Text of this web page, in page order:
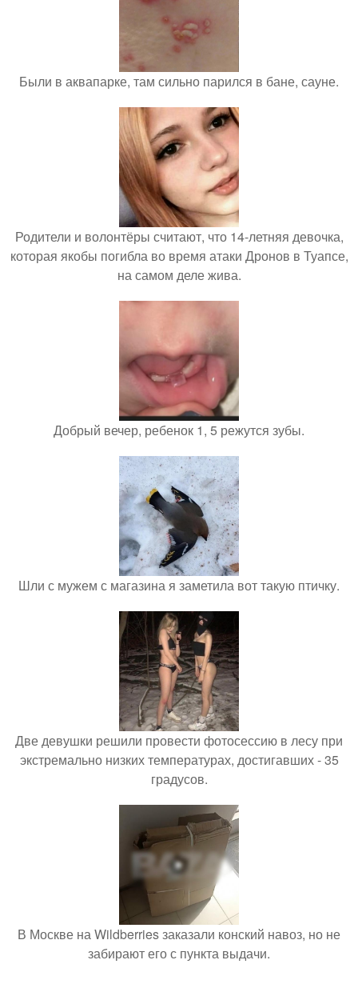
Были в аквапарке, там сильно парился в бане, сауне.
Родители и волонтёры считают, что 14-летняя девочка,
которая якобы погибла во время атаки Дронов в Туапсе,
на самом деле жива.
Добрый вечер, ребенок 1, 5 режутся зубы.
Шли с мужем с магазина я заметила вот такую птичку.
Две девушки решили провести фотосессию в лесу при
экстремально низких температурах, достигавших - 35
градусов.
В Москве на Wildberries заказали конский навоз, но не
забирают его с пункта выдачи.